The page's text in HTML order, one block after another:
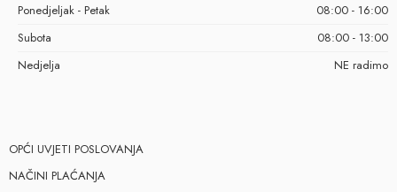
Ponedjeljak - Petak
08:00 - 16:00
Subota
08:00 - 13:00
Nedjelja
NE radimo
OPĆI UVJETI POSLOVANJA
NAČINI PLAĆANJA